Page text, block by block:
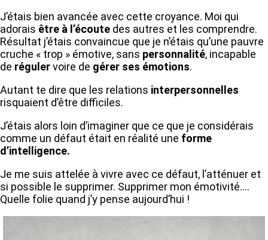
J’étais bien avancée avec cette croyance. Moi qui
adorais être à l’écoute des autres et les comprendre.
Résultat j’étais convaincue que je n’étais qu’une pauvre
cruche « trop » émotive, sans personnalité, incapable
de régulervoire de gérer ses émotions.
Autant te dire que les relations interpersonnelles
risquaient d’être difficiles.
J’étais alors loin d’imaginer que ce que je considérais
comme un défaut était en réalité une forme
d’intelligence.
Je me suis attelée à vivre avec ce défaut, l’atténuer et
si possible le supprimer. Supprimer mon émotivité….
Quelle folie quand j’y pense aujourd’hui !